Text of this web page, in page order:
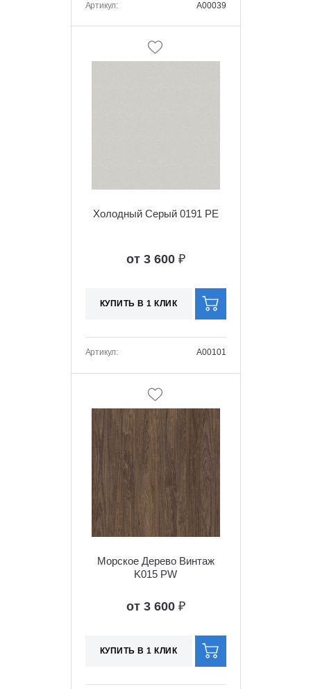
Артикул: A00039
Холодный Серый 0191 PE
от 3 600 ₽
КУПИТЬ В 1 КЛИК
Артикул: A00101
Морское Дерево Винтаж
K015 PW
от 3 600 ₽
КУПИТЬ В 1 КЛИК